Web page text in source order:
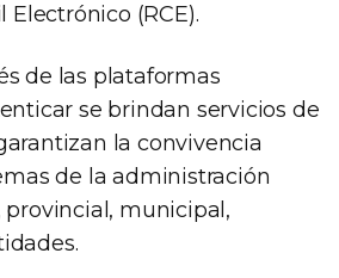
Electrónico (RCE).
de las plataformas
se brindan servicios de
la convivencia
de la administración
municipal,